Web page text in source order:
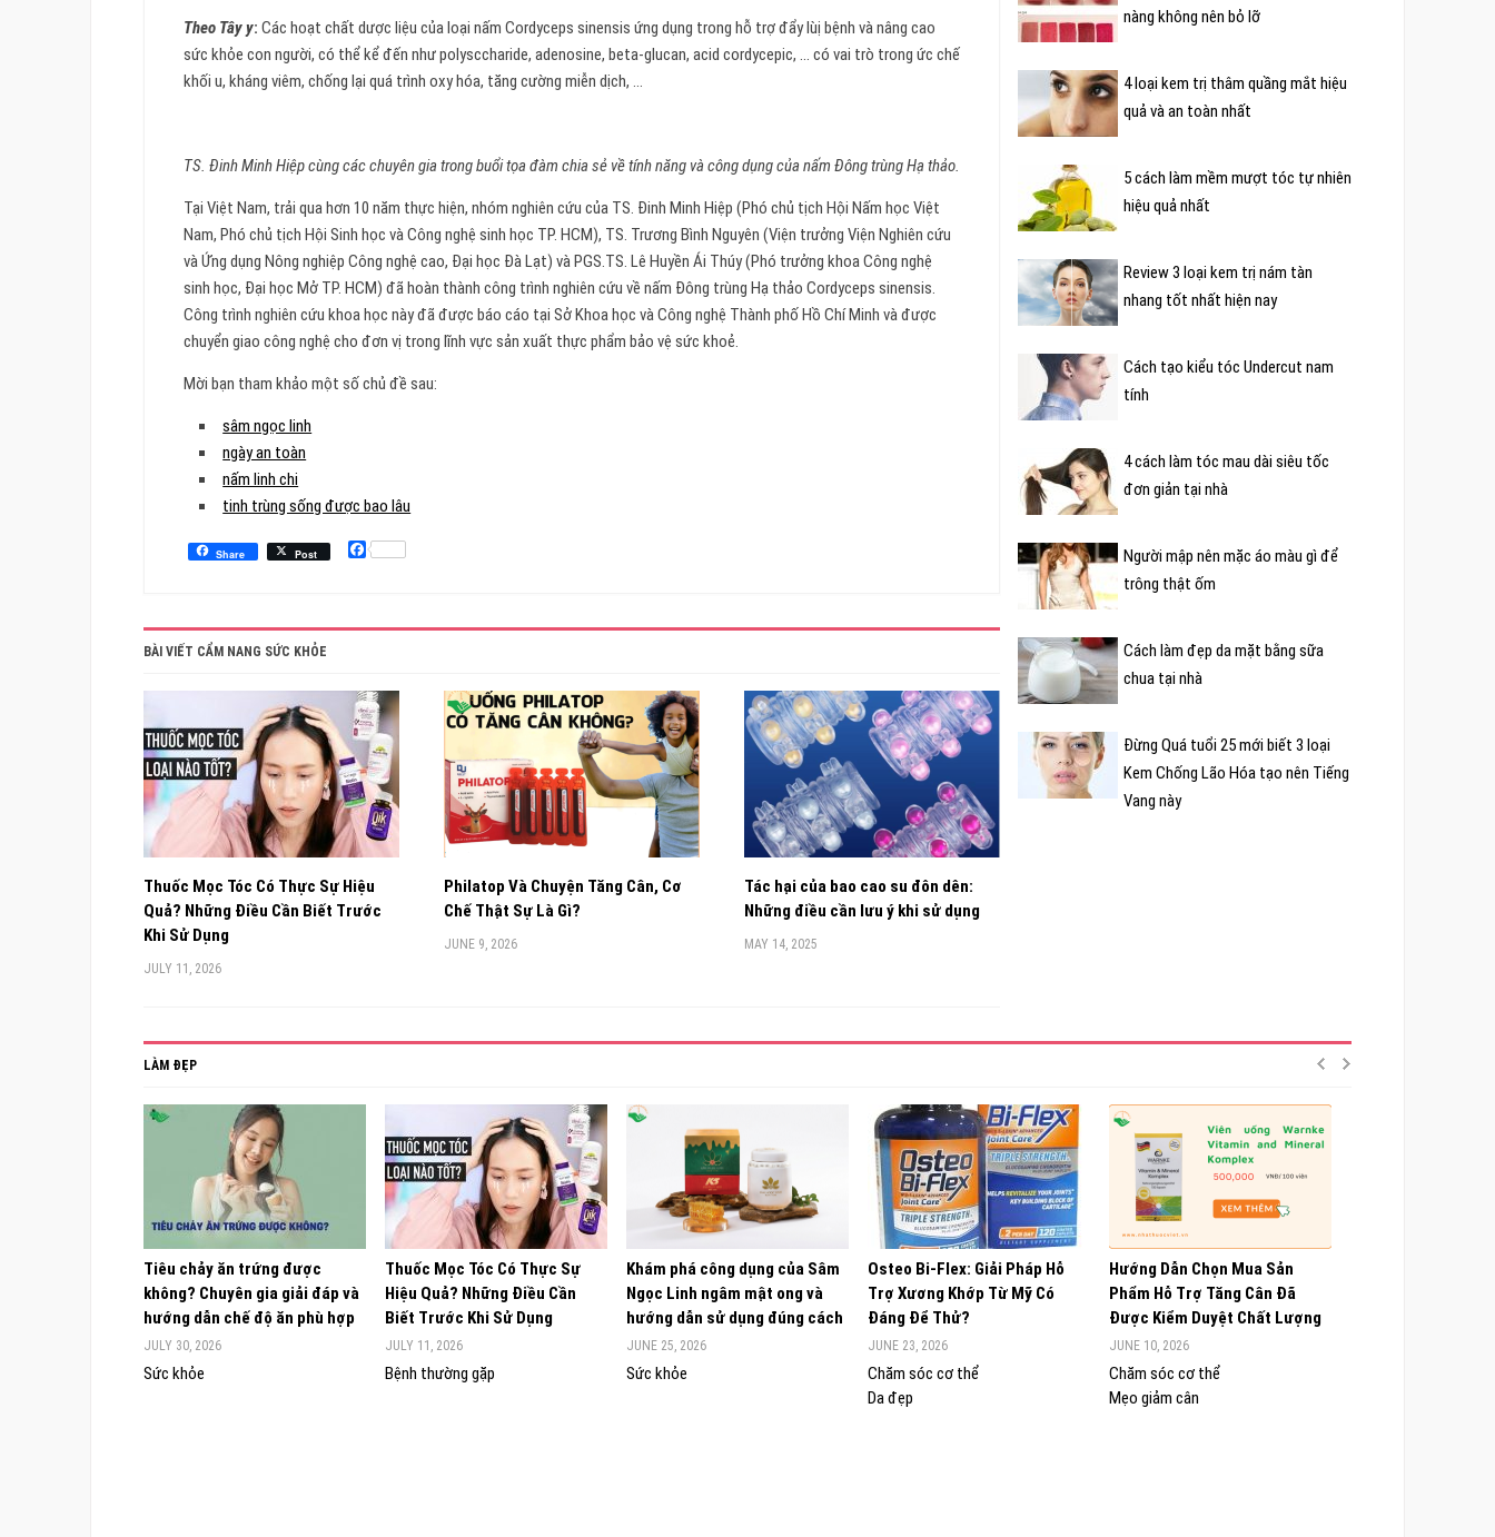
Theo Tây y: Các hoạt chất dược liệu của loại nấm Cordyceps sinensis ứng dụng trong hỗ trợ đẩy lùi ̣bệnh và nâng cao
sức khỏe con người, có thể kể đến như polysccharide, adenosine, beta-glucan, acid cordycepic, … có vai trò trong ức chế
khối u, kháng viêm, chống lại quá trình oxy hóa, tăng cường miễn dịch, …
TS. Đinh Minh Hiệp cùng các chuyên gia trong buổi tọa đàm chia sẻ về tính năng và công dụng của nấm Đông trùng Hạ thảo.
Tại Việt Nam, trải qua hơn 10 năm thực hiện, nhóm nghiên cứu của TS. Đinh Minh Hiệp (Phó chủ tịch Hội Nấm học Việt
Nam, Phó chủ tịch Hội Sinh học và Công nghệ sinh học TP. HCM), TS. Trương Bình Nguyên (Viện trưởng Viện Nghiên cứu
và Ứng dụng Nông nghiệp Công nghệ cao, Đại học Đà Lạt) và PGS.TS. Lê Huyền Ái Thúy (Phó trưởng khoa Công nghệ
sinh học, Đại học Mở TP. HCM) đã hoàn thành công trình nghiên cứu về nấm Đông trùng Hạ thảo Cordyceps sinensis.
Công trình nghiên cứu khoa học này đã được báo cáo tại Sở Khoa học và Công nghệ Thành phố Hồ Chí Minh và được
chuyển giao công nghệ cho đơn vị trong lĩnh vực sản xuất thực phẩm bảo vệ sức khoẻ.
Mời bạn tham khảo một số chủ đề sau:
sâm ngọc linh
ngày an toàn
nấm linh chi
tinh trùng sống được bao lâu
Share Post Facebook
BÀI VIẾT CẨM NANG SỨC KHỎE
Thuốc Mọc Tóc Có Thực Sự Hiệu
Quả? Những Điều Cần Biết Trước
Khi Sử Dụng
JULY 11, 2026
Philatop Và Chuyện Tăng Cân, Cơ
Chế Thật Sự Là Gì?
JUNE 9, 2026
Tác hại của bao cao su đôn dên:
Những điều cần lưu ý khi sử dụng
MAY 14, 2025
nàng không nên bỏ lỡ
4 loại kem trị thâm quầng mắt hiệu
quả và an toàn nhất
5 cách làm mềm mượt tóc tự nhiên
hiệu quả nhất
Review 3 loại kem trị nám tàn
nhang tốt nhất hiện nay
Cách tạo kiểu tóc Undercut nam
tính
4 cách làm tóc mau dài siêu tốc
đơn giản tại nhà
Người mập nên mặc áo màu gì để
trông thật ốm
Cách làm đẹp da mặt bằng sữa
chua tại nhà
Đừng Quá tuổi 25 mới biết 3 loại
Kem Chống Lão Hóa tạo nên Tiếng
Vang này
LÀM ĐẸP
Tiêu chảy ăn trứng được
không? Chuyên gia giải đáp và
hướng dẫn chế độ ăn phù hợp
JULY 30, 2026
Sức khỏe
Thuốc Mọc Tóc Có Thực Sự
Hiệu Quả? Những Điều Cần
Biết Trước Khi Sử Dụng
JULY 11, 2026
Bệnh thường gặp
Khám phá công dụng của Sâm
Ngọc Linh ngâm mật ong và
hướng dẫn sử dụng đúng cách
JUNE 25, 2026
Sức khỏe
Osteo Bi-Flex: Giải Pháp Hỗ
Trợ Xương Khớp Từ Mỹ Có
Đáng Để Thử?
JUNE 23, 2026
Chăm sóc cơ thể
Da đẹp
Hướng Dẫn Chọn Mua Sản
Phẩm Hỗ Trợ Tăng Cân Đã
Được Kiểm Duyệt Chất Lượng
JUNE 10, 2026
Chăm sóc cơ thể
Mẹo giảm cân